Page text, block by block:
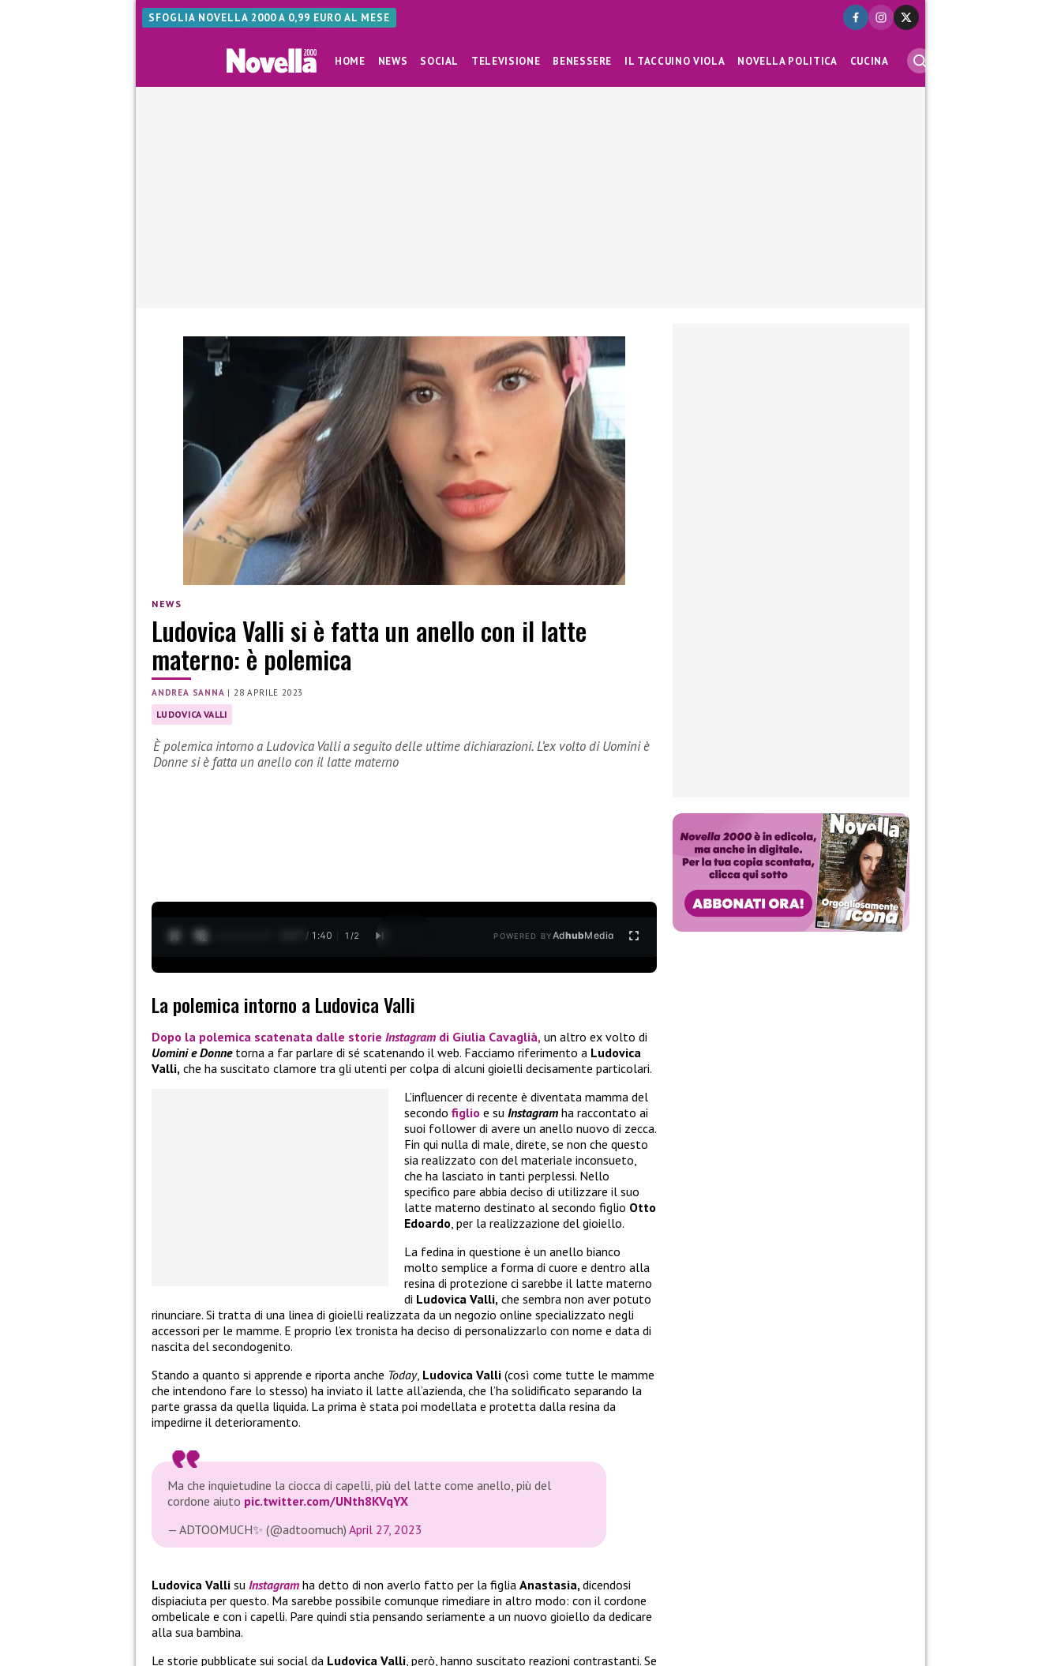
SFOGLIA NOVELLA 2000 A 0,99 EURO AL MESE
HOME NEWS SOCIAL TELEVISIONE BENESSERE IL TACCUINO VIOLA NOVELLA POLITICA CUCINA
NEWS
Ludovica Valli si è fatta un anello con il latte
materno: è polemica
ANDREA SANNA |28 APRILE 2023
LUDOVICA VALLI
È polemica intorno a Ludovica Valli a seguito delle ultime dichiarazioni. L’ex volto di Uomini è
Donne si è fatta un anello con il latte materno
0:28 / 1:40 1 /2 POWERED BYAdhubMedia
La polemica intorno a Ludovica Valli
Dopo la polemica scatenata dalle storie Instagram di Giulia Cavaglià, un altro ex volto di
Uomini e Donne torna a far parlare di sé scatenando il web. Facciamo riferimento a Ludovica
Valli, che ha suscitato clamore tra gli utenti per colpa di alcuni gioielli decisamente particolari.
L’influencer di recente è diventata mamma del
secondo figlio e su Instagram ha raccontato ai
suoi follower di avere un anello nuovo di zecca.
Fin qui nulla di male, direte, se non che questo
sia realizzato con del materiale inconsueto,
che ha lasciato in tanti perplessi. Nello
specifico pare abbia deciso di utilizzare il suo
latte materno destinato al secondo figlio Otto
Edoardo, per la realizzazione del gioiello.
La fedina in questione è un anello bianco
molto semplice a forma di cuore e dentro alla
resina di protezione ci sarebbe il latte materno
di Ludovica Valli, che sembra non aver potuto
rinunciare. Si tratta di una linea di gioielli realizzata da un negozio online specializzato negli
accessori per le mamme. E proprio l’ex tronista ha deciso di personalizzarlo con nome e data di
nascita del secondogenito.
Stando a quanto si apprende e riporta anche Today, Ludovica Valli (così come tutte le mamme
che intendono fare lo stesso) ha inviato il latte all’azienda, che l’ha solidificato separando la
parte grassa da quella liquida. La prima è stata poi modellata e protetta dalla resina da
impedirne il deterioramento.
Ma che inquietudine la ciocca di capelli, più del latte come anello, più del
cordone aiuto pic.twitter.com/UNth8KVqYX
— ADTOOMUCH✨ (@adtoomuch) April 27, 2023
Ludovica Valli su Instagram ha detto di non averlo fatto per la figlia Anastasia, dicendosi
dispiaciuta per questo. Ma sarebbe possibile comunque rimediare in altro modo: con il cordone
ombelicale e con i capelli. Pare quindi stia pensando seriamente a un nuovo gioiello da dedicare
alla sua bambina.
Le storie pubblicate sui social da Ludovica Valli , però, hanno suscitato reazioni contrastanti. Se